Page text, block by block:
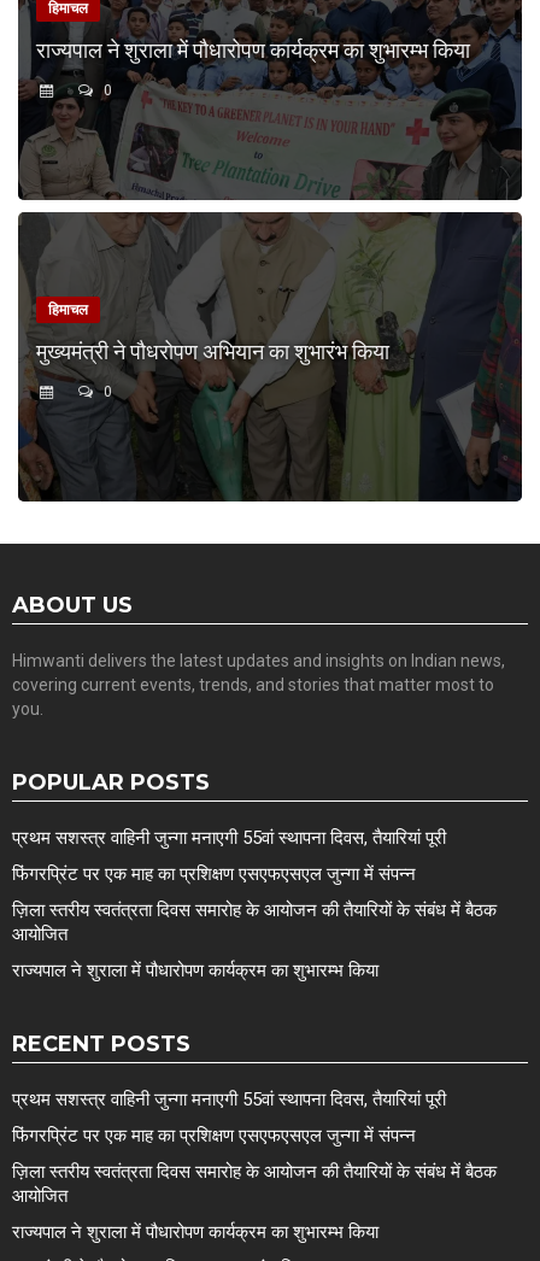
हिमाचल
राज्यपाल ने शुराला में पौधारोपण कार्यक्रम का शुभारम्भ किया
0
हिमाचल
मुख्यमंत्री ने पौधरोपण अभियान का शुभारंभ किया
0
ABOUT US
Himwanti delivers the latest updates and insights on Indian news,
covering current events, trends, and stories that matter most to
you.
POPULAR POSTS
प्रथम सशस्त्र वाहिनी जुन्गा मनाएगी 55वां स्थापना दिवस, तैयारियां पूरी
फिंगरप्रिंट पर एक माह का प्रशिक्षण एसएफएसएल जुन्गा में संपन्न
ज़िला स्तरीय स्वतंत्रता दिवस समारोह के आयोजन की तैयारियों के संबंध में बैठक
आयोजित
राज्यपाल ने शुराला में पौधारोपण कार्यक्रम का शुभारम्भ किया
RECENT POSTS
प्रथम सशस्त्र वाहिनी जुन्गा मनाएगी 55वां स्थापना दिवस, तैयारियां पूरी
फिंगरप्रिंट पर एक माह का प्रशिक्षण एसएफएसएल जुन्गा में संपन्न
ज़िला स्तरीय स्वतंत्रता दिवस समारोह के आयोजन की तैयारियों के संबंध में बैठक
आयोजित
राज्यपाल ने शुराला में पौधारोपण कार्यक्रम का शुभारम्भ किया